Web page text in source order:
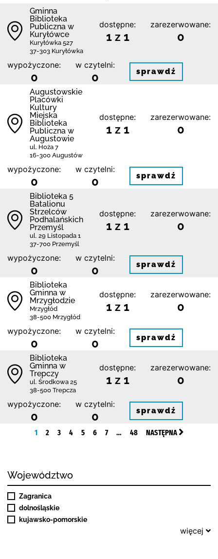
Gminna
Biblioteka
Publiczna w
Kuryłówce
Kuryłówka 527
37-303 Kuryłówka
dostępne:
1 z 1
zarezerwowane:
0
wypożyczone:
0
w czytelni:
0 sprawdź
Augustowskie
Placówki
Kultury
Miejska
Biblioteka
Publiczna w
Augustowie
ul. Hoża 7
16-300 Augustów
dostępne:
1 z 1
zarezerwowane:
0
wypożyczone:
0
w czytelni:
0 sprawdź
Biblioteka 5
Batalionu
Strzelców
Podhalańskich
Przemyśl
ul. 29 Listopada 1
37-700 Przemyśl
dostępne:
1 z 1
zarezerwowane:
0
wypożyczone:
0
w czytelni:
0 sprawdź
Biblioteka
Gminna w
Mrzygłodzie
Mrzygłód
38-500 Mrzygłód
dostępne:
1 z 1
zarezerwowane:
0
wypożyczone:
0
w czytelni:
0 sprawdź
Biblioteka
Gminna w
Trepczy
ul. Środkowa 25
38-500 Trepcza
dostępne:
1 z 1
zarezerwowane:
0
wypożyczone:
0
w czytelni:
0 sprawdź
1 2 3 4 5 6 7 … 48 NASTĘPNA
Województwo
Zagranica
dolnośląskie
kujawsko-pomorskie
więcej